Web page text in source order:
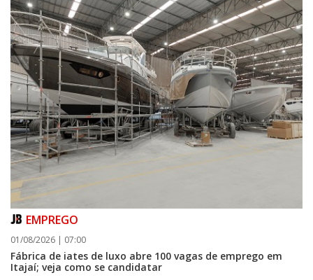
EMPREGO
01/08/2026 | 07:00
Fábrica de iates de luxo abre 100 vagas de emprego em
Itajaí; veja como se candidatar